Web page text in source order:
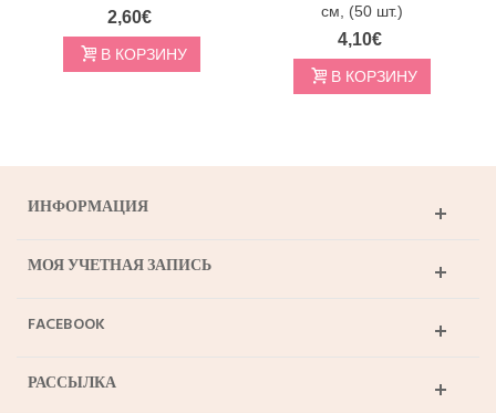
2,60€
В КОРЗИНУ
см, (50 шт.)
4,10€
В КОРЗИНУ
ИНФОРМАЦИЯ
МОЯ УЧЕТНАЯ ЗАПИСЬ
FACEBOOK
РАССЫЛКА